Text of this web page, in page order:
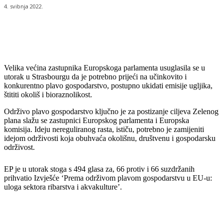
4. svibnja 2022.
Velika većina zastupnika Europskoga parlamenta usuglasila se u
utorak u Strasbourgu da je potrebno prijeći na učinkovito i
konkurentno plavo gospodarstvo, postupno ukidati emisije ugljika,
štititi okoliš i bioraznolikost.
Održivo plavo gospodarstvo ključno je za postizanje ciljeva Zelenog
plana slažu se zastupnici Europskog parlamenta i Europska
komisija. Ideju nereguliranog rasta, ističu, potrebno je zamijeniti
idejom održivosti koja obuhvaća okolišnu, društvenu i gospodarsku
održivost.
EP je u utorak stoga s 494 glasa za, 66 protiv i 66 suzdržanih
prihvatio Izvješće ‘Prema održivom plavom gospodarstvu u EU-u:
uloga sektora ribarstva i akvakulture’.